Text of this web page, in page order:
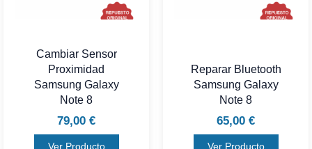
Cambiar Sensor
Proximidad
Samsung Galaxy
Note 8
79,00 €
Ver Producto
Reparar Bluetooth
Samsung Galaxy
Note 8
65,00 €
Ver Producto